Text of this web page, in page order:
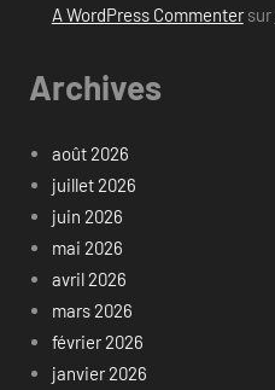
A WordPress Commentersur
Archives
août 2026
juillet 2026
juin 2026
mai 2026
avril 2026
mars 2026
février 2026
janvier 2026